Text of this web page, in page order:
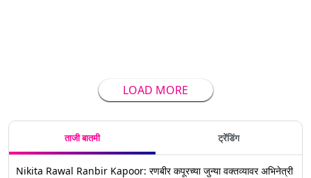
LOAD MORE
ताजी बातमी ट्रेंडिंग
Nikita Rawal Ranbir Kapoor: रणबीर कपूरच्या जुन्या वक्तव्यावर अभिनेत्री